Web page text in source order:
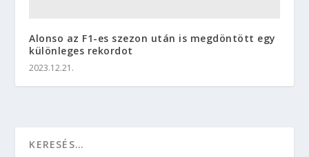
Alonso az F1-es szezon után is megdöntött egy
különleges rekordot
2023.12.21.